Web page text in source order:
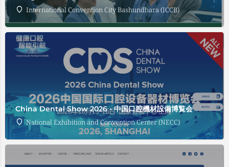
International Convention City Bashundhara (ICCB)
China Dental Show 2026 - 中国口腔機材設備博覧会
National Exhibition and Convention Center (NECC)